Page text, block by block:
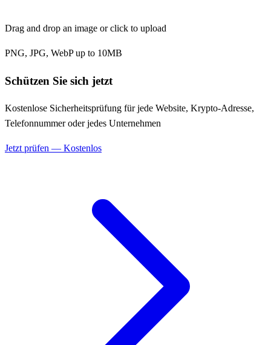
Drag and drop an image or click to upload
PNG, JPG, WebP up to 10MB
Schützen Sie sich jetzt
Kostenlose Sicherheitsprüfung für jede Website, Krypto-Adresse,
Telefonnummer oder jedes Unternehmen
Jetzt prüfen — Kostenlos